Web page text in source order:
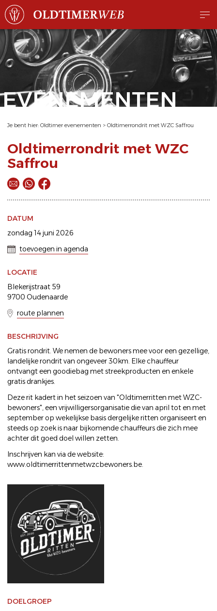
EVENEMENTEN
Je bent hier: Oldtimer evenementen > Oldtimerrondrit met WZC Saffrou
Oldtimerrondrit met WZC
Saffrou
DATUM
zondag 14 juni 2026
toevoegen in agenda
LOCATIE
Blekerijstraat 59
9700 Oudenaarde
route plannen
BESCHRIJVING
Gratis rondrit. We nemen de bewoners mee voor een gezellige,
landelijke rondrit van ongeveer 30km. Elke chauffeur
ontvangt een goodiebag met streekproducten en enkele
gratis drankjes.
Deze rit kadert in het seizoen van "Oldtimerritten met WZC-
bewoners", een vrijwilligersorganisatie die van april tot en met
september op wekelijkse basis dergelijke ritten organiseert en
steeds op zoek is naar bijkomende chauffeurs die zich mee
achter dit goed doel willen zetten.
Inschrijven kan via de website:
www.oldtimerrittenmetwzcbewoners.be.
DOELGROEP